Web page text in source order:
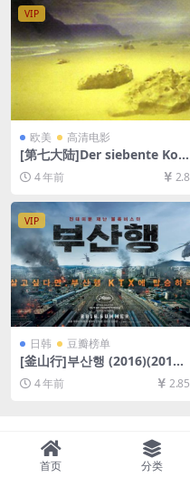
VIP
欧美 高清电影
[第七大陆]Der siebente Kon
tinent (1989)[百度网盘+迅雷
云盘资源1080P超清未删减]
4 年前 2.8
VIP
日韩 豆瓣榜单
[釜山行]부산행 (2016)(2012)
[百度网盘+迅雷云盘资源1080
P超清未删减][MP4/7.6GB][韩
4 年前 2.85
首页 分类